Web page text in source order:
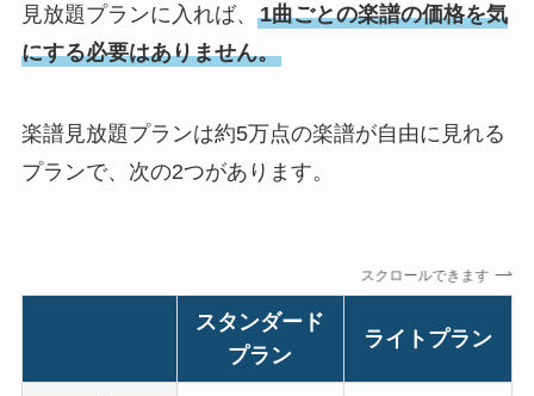
見放題プランに入れば、 1曲ごとの楽譜の価格を気
にする必要はありません。
楽譜見放題プランは約5万点の楽譜が自由に見れる
プランで、次の2つがあります。
スクロールできます
スタンダード
プラン
ライトプラン